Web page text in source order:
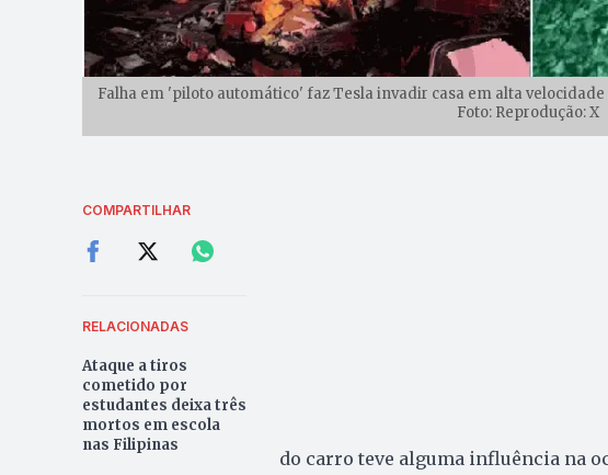
Falha em 'piloto automático' faz Tesla invadir casa em alta velocidade
Foto: Reprodução: X
COMPARTILHAR
RELACIONADAS
Ataque a tiros
cometido por
estudantes deixa três
mortos em escola
nas Filipinas
do carro teve alguma influência na